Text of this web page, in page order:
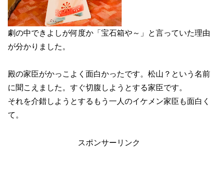
劇の中できよしが何度か「宝石箱や～」と言っていた理由
が分かりました。
殿の家臣がかっこよく面白かったです。松山？という名前
に聞こえました。すぐ切腹しようとする家臣です。
それを介錯しようとするもう一人のイケメン家臣も面白く
て。
スポンサーリンク